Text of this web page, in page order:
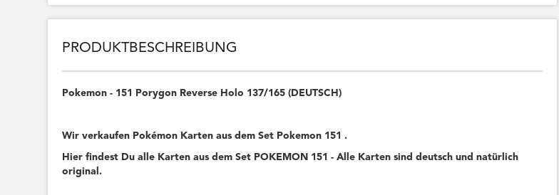
PRODUKTBESCHREIBUNG
Pokemon - 151 Porygon Reverse Holo 137/165 (DEUTSCH)
Wir verkaufen Pokémon Karten aus dem Set Pokemon 151 .
Hier findest Du alle Karten aus dem Set POKEMON 151 - Alle Karten sind deutsch und natürlich
original.